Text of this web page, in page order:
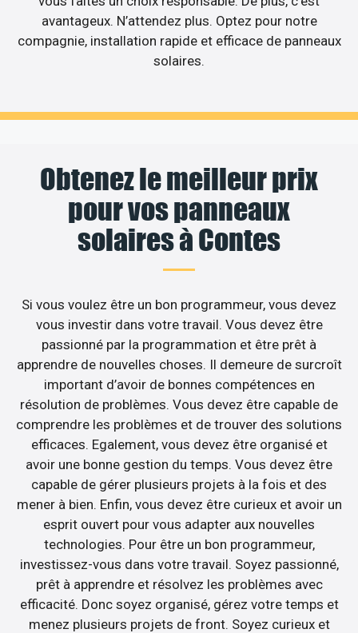
avantageux. N’attendez plus. Optez pour notre
compagnie, installation rapide et efficace de panneaux
solaires.
Obtenez le meilleur prix
pour vos panneaux
solaires à Contes
Si vous voulez être un bon programmeur, vous devez
vous investir dans votre travail. Vous devez être
passionné par la programmation et être prêt à
apprendre de nouvelles choses. Il demeure de surcroît
important d’avoir de bonnes compétences en
résolution de problèmes. Vous devez être capable de
comprendre les problèmes et de trouver des solutions
efficaces. Egalement, vous devez être organisé et
avoir une bonne gestion du temps. Vous devez être
capable de gérer plusieurs projets à la fois et des
mener à bien. Enfin, vous devez être curieux et avoir un
esprit ouvert pour vous adapter aux nouvelles
technologies. Pour être un bon programmeur,
investissez-vous dans votre travail. Soyez passionné,
prêt à apprendre et résolvez les problèmes avec
efficacité. Donc soyez organisé, gérez votre temps et
menez plusieurs projets de front. Soyez curieux et